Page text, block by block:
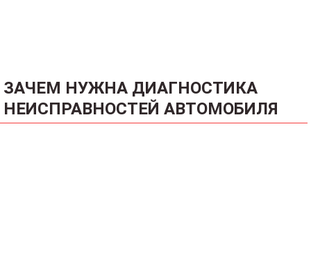
ЗАЧЕМ НУЖНА ДИАГНОСТИКА
НЕИСПРАВНОСТЕЙ АВТОМОБИЛЯ